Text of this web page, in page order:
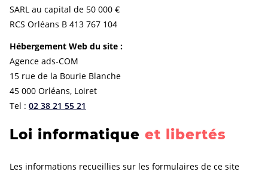
SARL au capital de 50 000 €
RCS Orléans B 413 767 104
Hébergement Web du site :
Agence ads-COM
15 rue de la Bourie Blanche
45 000 Orléans, Loiret
Tel : 02 38 21 55 21
Loi informatique et libertés
Les informations recueillies sur les formulaires de ce site